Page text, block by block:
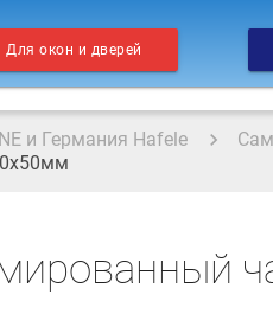
Для окон и дверей
и Германия Hafele